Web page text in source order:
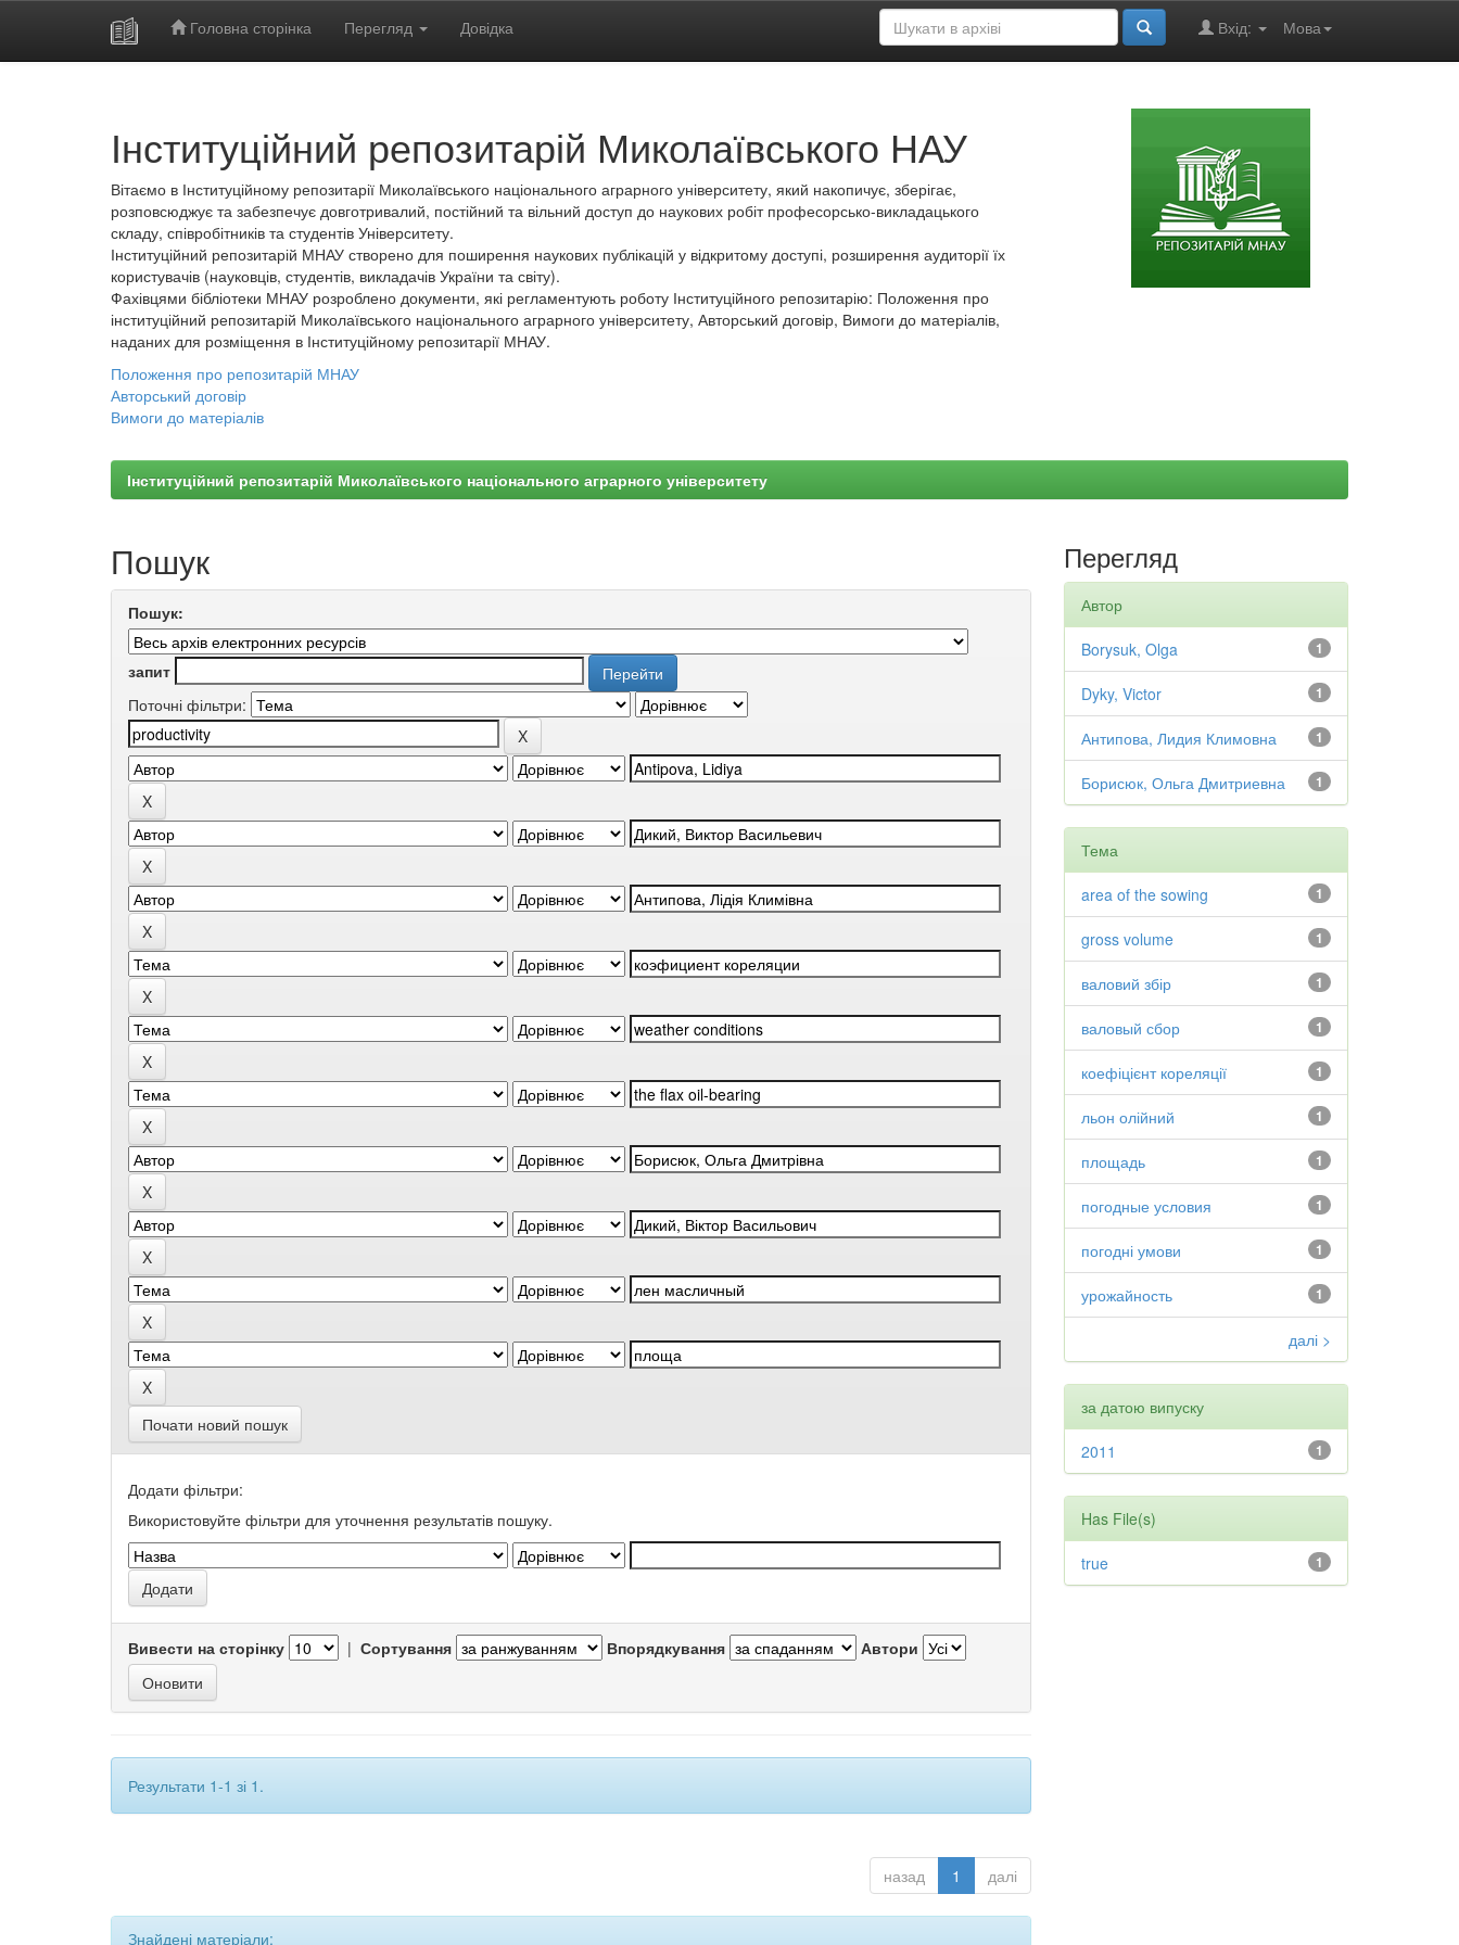
Головна сторінка Перегляд Довідка Мова
Вхід:
Інституційний репозитарій Миколаївського НАУ
Вітаємо в Інституційному репозитарії Миколаївського національного аграрного університету, який накопичує, зберігає,
розповсюджує та забезпечує довготривалий, постійний та вільний доступ до наукових робіт професорсько-викладацького
складу, співробітників та студентів Університету.
Інституційний репозитарій МНАУ створено для поширення наукових публікацій у відкритому доступі, розширення аудиторії їх
користувачів (науковців, студентів, викладачів України та світу).
Фахівцями бібліотеки МНАУ розроблено документи, які регламентують роботу Інституційного репозитарію: Положення про
інституційний репозитарій Миколаївського національного аграрного університету, Авторський договір, Вимоги до матеріалів,
наданих для розміщення в Інституційному репозитарії МНАУ.
Положення про репозитарій МНАУ
Авторський договір
Вимоги до матеріалів
Інституційний репозитарій Миколаївського національного аграрного університету
Пошук
Пошук:
запит
Поточні фільтри:
Почати новий пошук
Додати фільтри:
Використовуйте фільтри для уточнення результатів пошуку.
Вивести на сторінку | Сортування Впорядкування Автори
Результати 1-1 зі 1.
назад 1 далі
Знайдені матеріали:
Перегляд
Автор
1
Borysuk, Olga
1
Dyky, Victor
1
Антипова, Лидия Климовна
1
Борисюк, Ольга Дмитриевна
Тема
1
area of the sowing
1
gross volume
1
валовий збір
1
валовый сбор
1
коефіцієнт кореляції
1
льон олійний
1
площадь
1
погодные условия
1
погодні умови
1
урожайность
далі >
за датою випуску
1
2011
Has File(s)
1
true